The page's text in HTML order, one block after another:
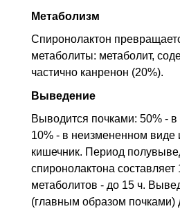
Метаболизм
Спиронолактон
метаболиты: метаболит,
частично канренон (20%).
Выведение
Выводится почками: 50% -
10% - в неизмененном виде
кишечник. Период
спиронолактона
метаболитов - до 15 ч.
(главным образом почками)